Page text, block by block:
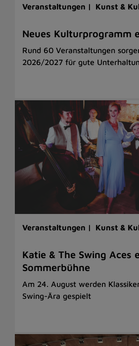
Veranstaltungen | Kunst &
Neues Kulturprogramm
Rund 60 Veranstaltungen
2026/2027 für gute
Veranstaltungen | Kunst &
Katie & The Swing Aces
Sommerbühne
Am 24. August werden
Swing-Ära gespielt